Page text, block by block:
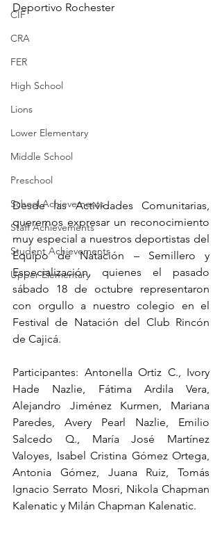
CIF
CRA
FER
High School
Lions
Lower Elementary
Middle School
Preschool
School Achievements
Staff Achievements
Student Achievements
Upper Elementary
Deportivo Rochester
Desde las Actividades Comunitarias,
queremos expresar un reconocimiento
muy especial a nuestros deportistas del
Equipo de Natación – Semillero y
Especialización, quienes el pasado
sábado 18 de octubre representaron
con orgullo a nuestro colegio en el
Festival de Natación del Club Rincón
de Cajicá.
Participantes: Antonella Ortiz C., Ivory
Hade Nazlie, Fátima Ardila Vera,
Alejandro Jiménez Kurmen, Mariana
Paredes, Avery Pearl Nazlie, Emilio
Salcedo Q., María José Martínez
Valoyes, Isabel Cristina Gómez Ortega,
Antonia Gómez, Juana Ruiz, Tomás
Ignacio Serrato Mosri, Nikola Chapman
Kalenatic y Milán Chapman Kalenatic.